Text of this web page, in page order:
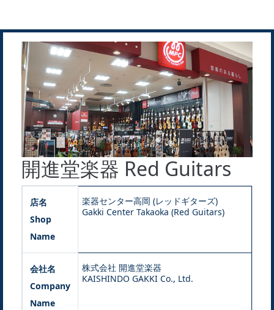
開進堂楽器 Red Guitars
店名
Shop
Name
楽器センター高岡 (レッドギターズ)
Gakki Center Takaoka (Red Guitars)
会社名
Company
Name
株式会社 開進堂楽器
KAISHINDO GAKKI Co., Ltd.